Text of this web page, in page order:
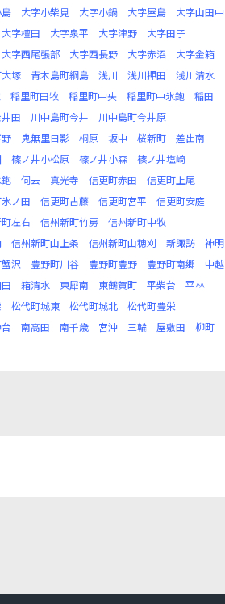
大字小柴見 大字小鍋 大字屋島
大字山田中
大字檀田 大字泉平 大字津野
大字田子
大字西尾張部 大字西長野 大字赤沼
大字金箱
塚 青木島町綱島 浅川 浅川押田
浅川清水
稲里町田牧 稲里町中央 稲里町中氷鉋
稲田
田 川中島町今井
川中島町今井原
鬼無里日影 桐原 坂中 桜新町
差出南
篠ノ井小松原 篠ノ井小森
篠ノ井塩崎
伺去 真光寺 信更町赤田
信更町上尾
ノ田 信更町古藤 信更町宮平
信更町安庭
左右 信州新町竹房
信州新町中牧
信州新町山上条 信州新町山穂刈 新諏訪
神明
沢 豊野町川谷 豊野町豊野 豊野町南郷
中越
箱清水 東犀南 東鶴賀町 平柴台
平林
松代町城東 松代町城北
松代町豊栄
南高田 南千歳 宮沖 三輪 屋敷田
柳町